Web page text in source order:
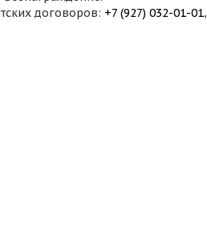
договоров: +7 (927) 032-01-01,